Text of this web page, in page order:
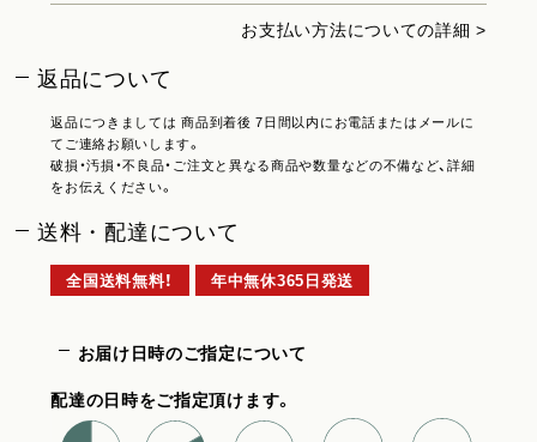
お支払い方法についての詳細 >
返品について
返品につきましては 商品到着後 7日間以内にお電話またはメールに
てご連絡お願いします。
破損・汚損・不良品・ご注文と異なる商品や数量などの不備など、詳細
をお伝えください。
送料・配達について
全国送料無料！ 年中無休365日発送
お届け日時のご指定について
配達の日時をご指定頂けます。